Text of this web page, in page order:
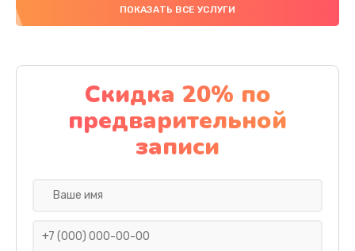
Комплексная чистка
Заказать
Замена дисплея (экрана)
2000 руб.
Заказать
Ремонт платы электроники
ПОКАЗАТЬ ВСЕ УСЛУГИ
Скидка 20% по
предварительной
записи